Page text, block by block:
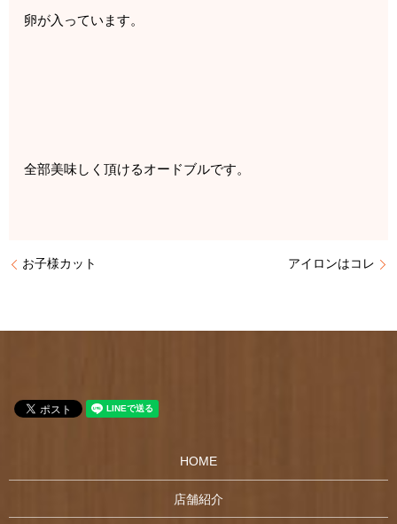
卵が入っています。
全部美味しく頂けるオードブルです。
お子様カット アイロンはコレ
HOME
店舗紹介